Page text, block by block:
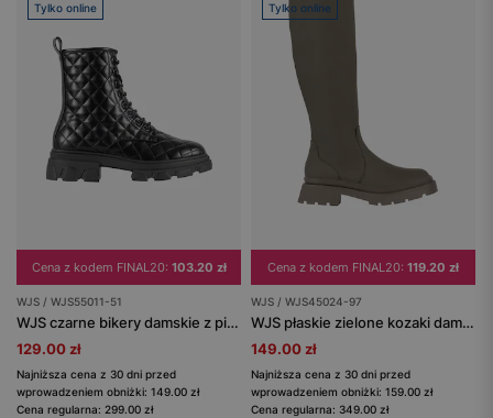
Tylko online
Cena z kodem FINAL20: 103.20 zł
WJS / WJS55011-51
WJS czarne bikery damskie z pikowaniem
129.00 zł
Najniższa cena z 30 dni przed
wprowadzeniem obniżki: 149.00 zł
Cena regularna: 299.00 zł
Tylko online
Cena z kodem FINAL20: 119.20 zł
WJS / WJS45024-97
WJS płaskie zielone kozaki damskie
149.00 zł
Najniższa cena z 30 dni przed
wprowadzeniem obniżki: 159.00 zł
Cena regularna: 349.00 zł